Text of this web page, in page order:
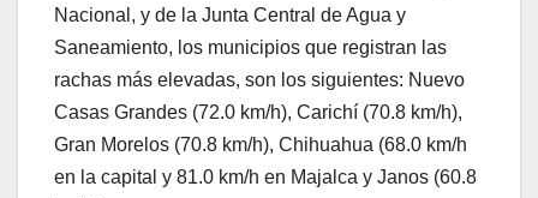
Nacional, y de la Junta Central de Agua y
Saneamiento, los municipios que registran las
rachas más elevadas, son los siguientes: Nuevo
Casas Grandes (72.0 km/h), Carichí (70.8 km/h),
Gran Morelos (70.8 km/h), Chihuahua (68.0 km/h
en la capital y 81.0 km/h en Majalca y Janos (60.8